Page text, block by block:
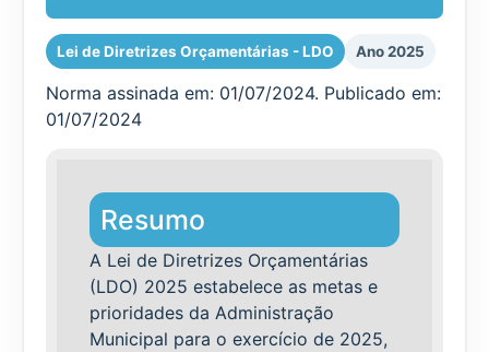
Lei de Diretrizes Orçamentárias - LDO Ano 2025
Norma assinada em: 01/07/2024. Publicado em:
01/07/2024
Resumo
A Lei de Diretrizes Orçamentárias
(LDO) 2025 estabelece as metas e
prioridades da Administração
Municipal para o exercício de 2025,